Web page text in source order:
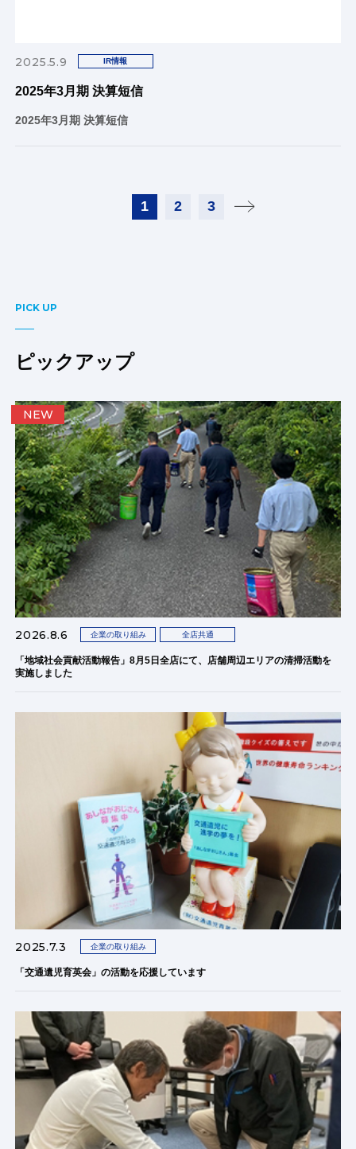
2025.5.9 IR情報
2025年3月期 決算短信
2025年3月期 決算短信
1 2 3
PICK UP
ピックアップ
2026.8.6 企業の取り組み 全店共通
「地域社会貢献活動報告」8月5日全店にて、店舗周辺エリアの清掃活動を
実施しました
NEW
2025.7.3 企業の取り組み
「交通遺児育英会」の活動を応援しています